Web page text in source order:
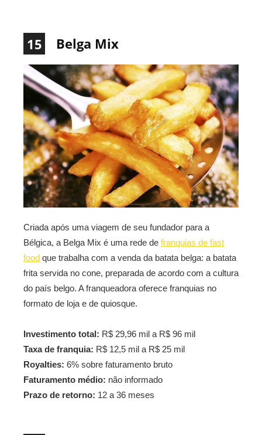
15 Belga Mix
Criada após uma viagem de seu fundador para a
Bélgica, a Belga Mix é uma rede de franquias de fast
food que trabalha com a venda da batata belga: a batata
frita servida no cone, preparada de acordo com a cultura
do país belgo. A franqueadora oferece franquias no
formato de loja e de quiosque.
Investimento total: R$ 29,96 mil a R$ 96 mil
Taxa de franquia: R$ 12,5 mil a R$ 25 mil
Royalties: 6% sobre faturamento bruto
Faturamento médio: não informado
Prazo de retorno: 12 a 36 meses